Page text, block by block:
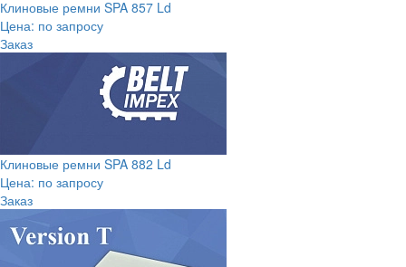
Клиновые ремни SPA 857 Ld
Цена: по запросу
Заказ
Клиновые ремни SPA 882 Ld
Цена: по запросу
Заказ